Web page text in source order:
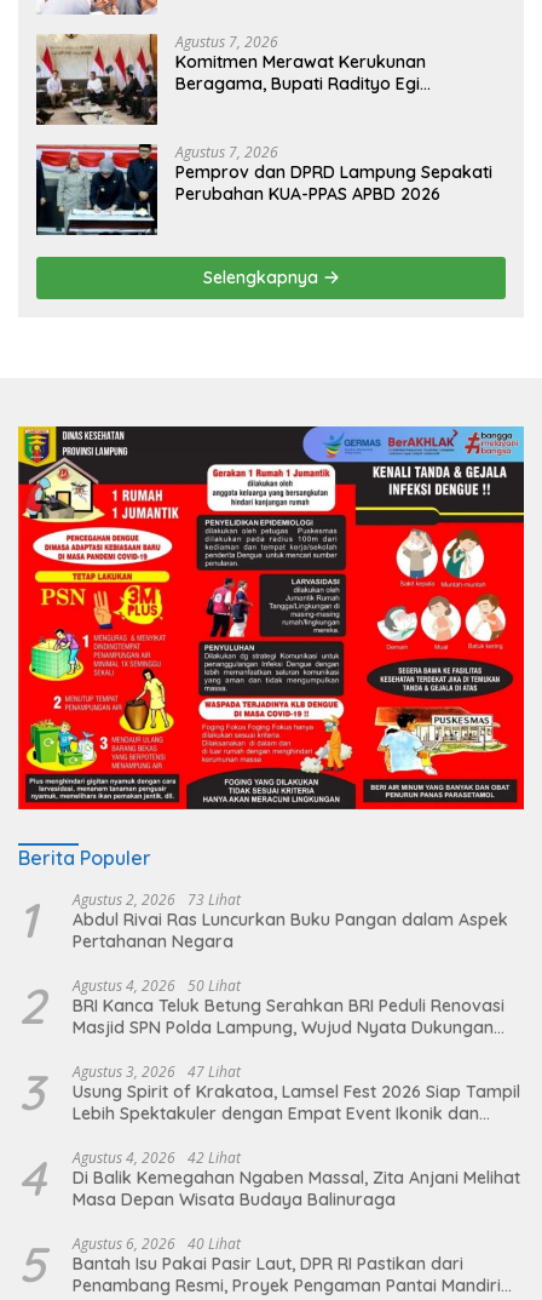
Agustus 7, 2026
Komitmen Merawat Kerukunan
Beragama, Bupati Radityo Egi
Agustus 7, 2026
Pemprov dan DPRD Lampung Sepakati
Perubahan KUA-PPAS APBD 2026
Selengkapnya
Berita Populer
1 Agustus 2, 2026 73 Lihat
Abdul Rivai Ras Luncurkan Buku Pangan dalam Aspek
Pertahanan Negara
2 Agustus 4, 2026 50 Lihat
BRI Kanca Teluk Betung Serahkan BRI Peduli Renovasi
Masjid SPN Polda Lampung, Wujud Nyata Dukungan
3 Agustus 3, 2026 47 Lihat
Usung Spirit of Krakatoa, Lamsel Fest 2026 Siap Tampil
Lebih Spektakuler dengan Empat Event Ikonik dan
4 Agustus 4, 2026 42 Lihat
Di Balik Kemegahan Ngaben Massal, Zita Anjani Melihat
Masa Depan Wisata Budaya Balinuraga
5 Agustus 6, 2026 40 Lihat
Bantah Isu Pakai Pasir Laut, DPR RI Pastikan dari
Penambang Resmi, Proyek Pengaman Pantai Mandiri